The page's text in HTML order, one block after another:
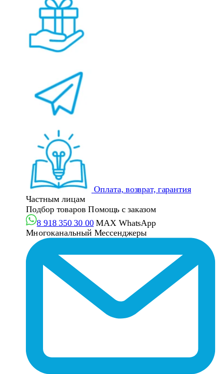
Оплата, возврат, гарантия
Частным лицам
Подбор товаров Помощь с заказом
8 918 350 30 00 MAX WhatsApp
Многоканальный Мессенджеры